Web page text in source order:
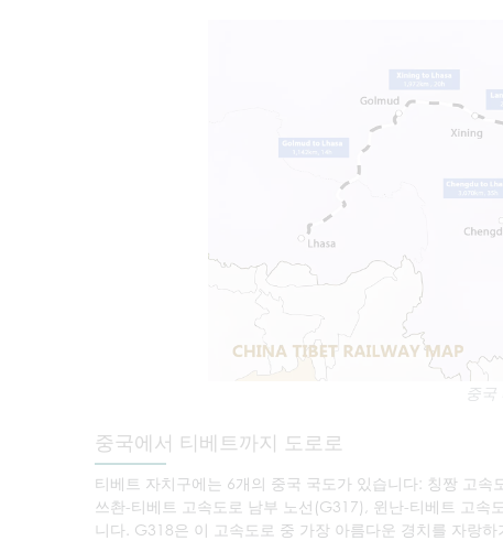
중국
중국에서 티베트까지 도로로
티베트 자치구에는 6개의 중국 국도가 있습니다: 칭짱 고
쓰촨-티베트 고속도로 남부 노선(G317), 윈난-티베트 고속
니다. G318은 이 고속도로 중 가장 아름다운 경치를 자랑